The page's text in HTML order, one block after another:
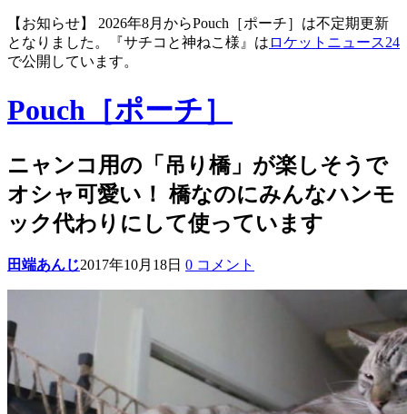
【お知らせ】 2026年8月からPouch［ポーチ］は不定期更新
となりました。『サチコと神ねこ様』は ロケットニュース24
で公開しています。
Pouch［ポーチ］
ニャンコ用の「吊り橋」が楽しそうで
オシャ可愛い！ 橋なのにみんなハンモ
ック代わりにして使っています
田端あんじ2017年10月18日 0 コメント